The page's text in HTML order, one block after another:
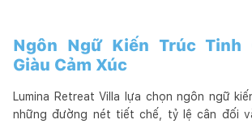
Ngôn Ngữ Kiến Trúc Tinh
Giàu Cảm Xúc
Lumina Retreat Villa lựa chọn ngôn ngữ
những đường nét tiết chế, tỷ lệ cân đối